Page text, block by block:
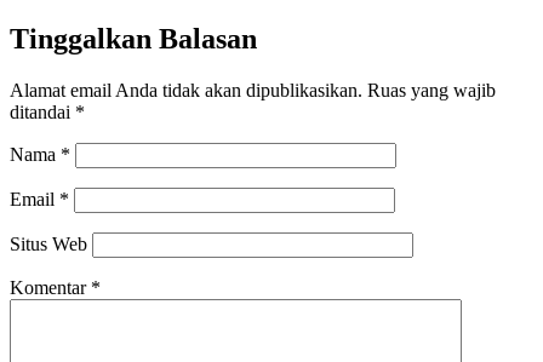
Tinggalkan Balasan
Alamat email Anda tidak akan dipublikasikan. Ruas yang wajib
ditandai *
Nama *
Email *
Situs Web
Komentar *